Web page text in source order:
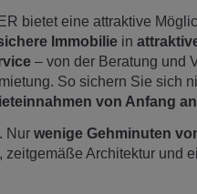
bietet eine attraktive
Immobilie in
– von der Beratung und
So sichern Sie sich
von Anfang an
Nur wenige Gehminuten
Architektur und